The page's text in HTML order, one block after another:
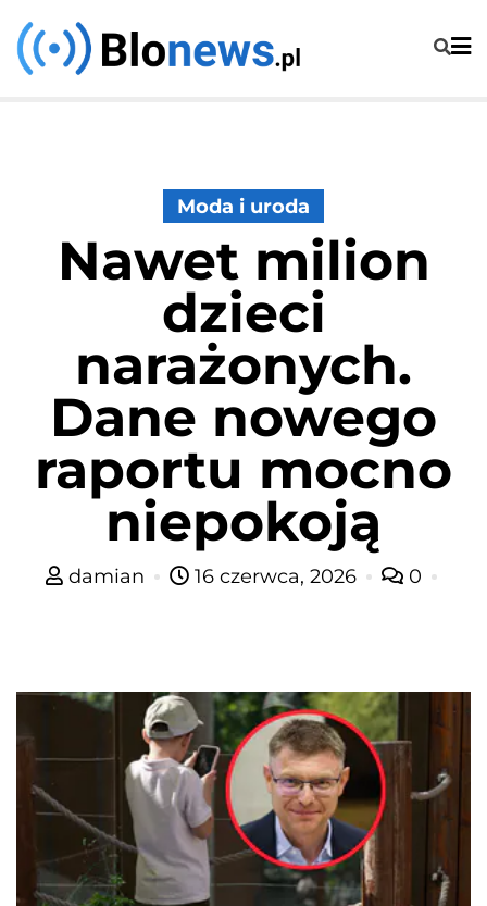
Skip
to
Moda i uroda
Nawet milion
dzieci
narażonych.
Dane nowego
raportu mocno
niepokoją
damian 16 czerwca, 2026 0